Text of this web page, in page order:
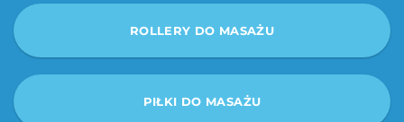
ROLLERY DO MASAŻU
PIŁKI DO MASAŻU